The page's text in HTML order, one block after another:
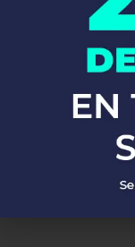
de fontanería de
necesites!